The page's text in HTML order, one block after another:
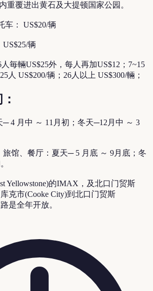
覆进出黄石及大提顿国家公园。
： US$20/辆
辆
輛US$25外，每人再加US$12；7~15
人 US$200/辆；26人以上 US$300/輛；
月中 ～ 11月初；冬天─12月中 ～ 3
、餐厅：夏天─ 5 月底 ～ 9月底；冬
的IMAX，及北口门贸斯
克市(Cooke City)到北口门贸斯
是全年开放。